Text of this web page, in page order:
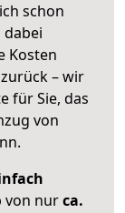
schon
Kosten
– wir
für Sie, das
von
von nurca.